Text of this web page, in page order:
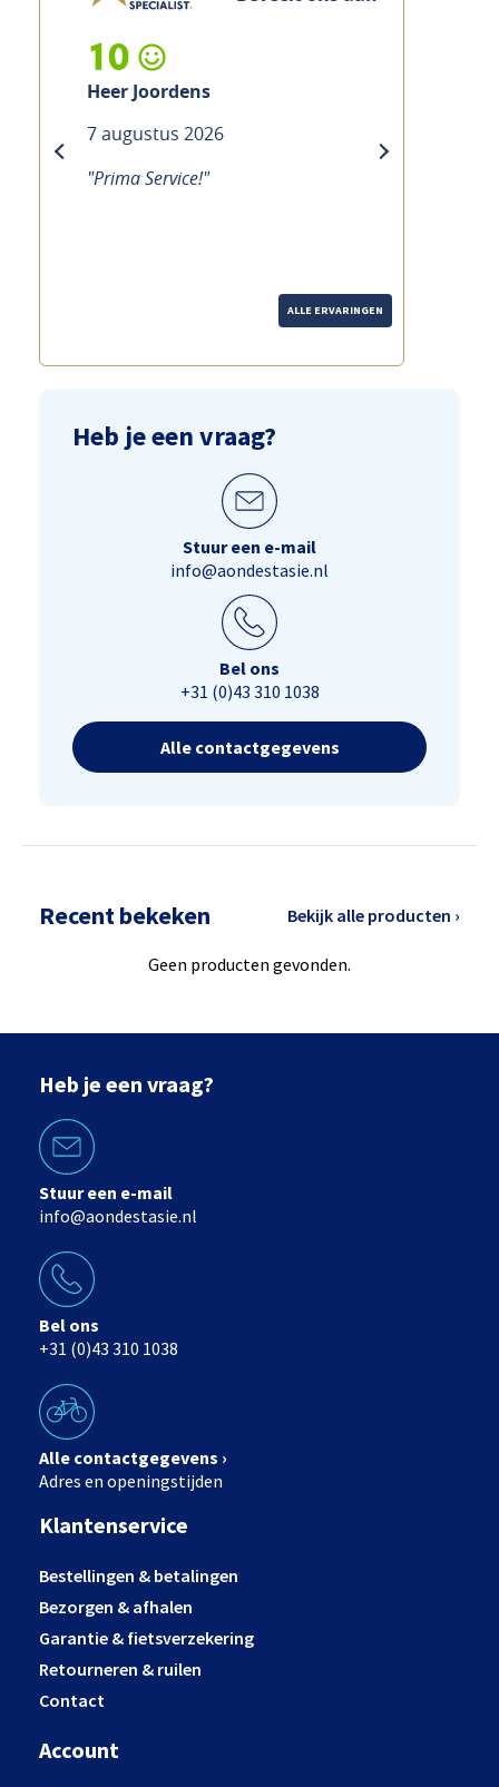
10
Heer Joordens
7 augustus 2026
"Prima Service!"
next
ALLE ERVARINGEN
Heb je een vraag?
Stuur een e-mail
info@aondestasie.nl
Bel ons
+31 (0)43 310 1038
Alle contactgegevens
Recent bekeken Bekijk alle producten ›
Geen producten gevonden.
Heb je een vraag?
Stuur een e-mail
info@aondestasie.nl
Bel ons
+31 (0)43 310 1038
Alle contactgegevens ›
Adres en openingstijden
Klantenservice
Bestellingen & betalingen
Bezorgen & afhalen
Garantie & fietsverzekering
Retourneren & ruilen
Contact
Account